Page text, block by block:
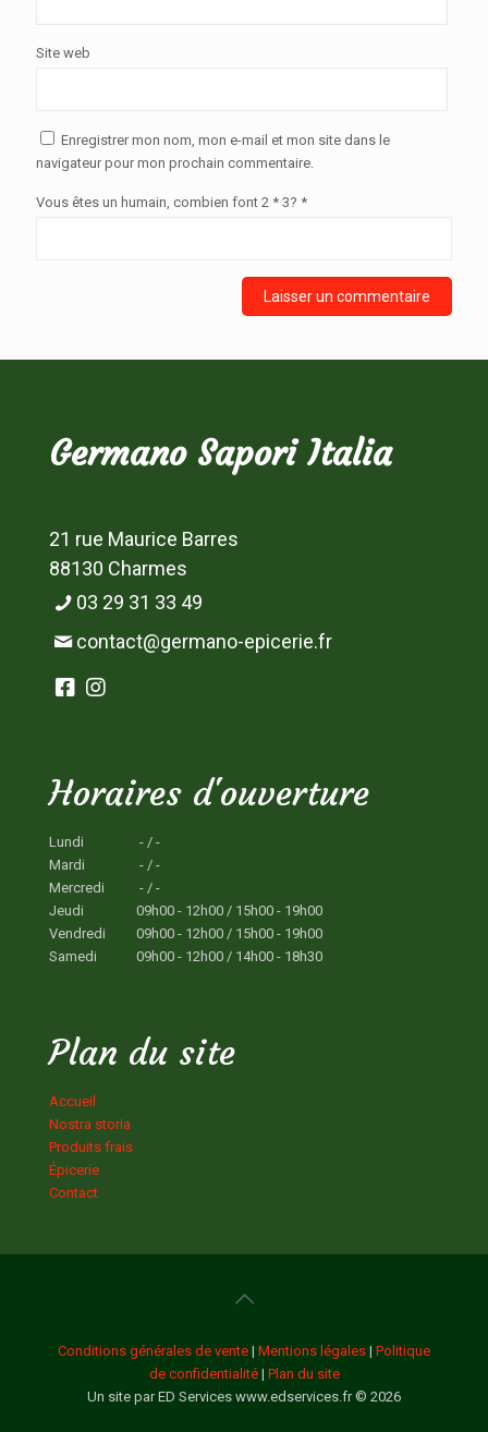
Site web
Enregistrer mon nom, mon e-mail et mon site dans le
navigateur pour mon prochain commentaire.
Vous êtes un humain, combien font 2 * 3? *
Germano Sapori Italia
21 rue Maurice Barres
88130 Charmes
03 29 31 33 49
contact@germano-epicerie.fr
Horaires d'ouverture
Lundi
- / -
Mardi
- / -
Mercredi
- / -
Jeudi
09h00 - 12h00 / 15h00 - 19h00
Vendredi
09h00 - 12h00 / 15h00 - 19h00
Samedi
09h00 - 12h00 / 14h00 - 18h30
Plan du site
Accueil
Nostra storia
Produits frais
Épicerie
Contact
Conditions générales de vente | Mentions légales | Politique
de confidentialité| Plan du site
Un site par ED Services www.edservices.fr © 2026